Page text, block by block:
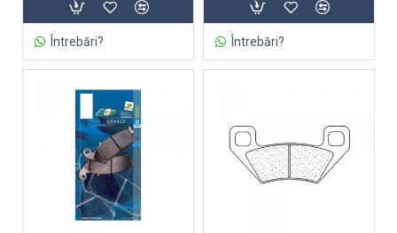
Întrebări? Întrebări?